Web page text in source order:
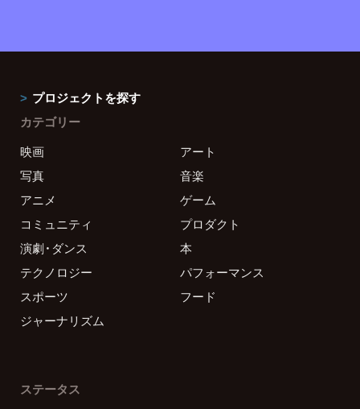
プロジェクトを探す
カテゴリー
映画
アート
写真
音楽
アニメ
ゲーム
コミュニティ
プロダクト
演劇・ダンス
本
テクノロジー
パフォーマンス
スポーツ
フード
ジャーナリズム
ステータス